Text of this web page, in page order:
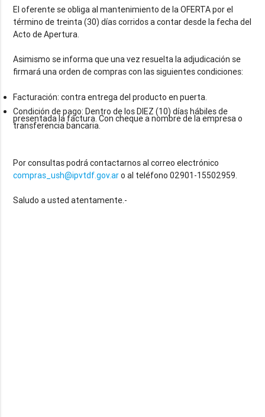
El oferente se obliga al mantenimiento de la OFERTA por el
término de treinta (30) días corridos a contar desde la fecha del
Acto de Apertura.
Asimismo se informa que una vez resuelta la adjudicación se
Facturación: contra entrega del producto en puerta.
Condición de pago: Dentro de los DIEZ (10) días hábiles de
presentada la factura. Con cheque a nombre de la empresa o
transferencia bancaria.
Por consultas podrá contactarnos al correo electrónico
compras_ush@ipvtdf.gov.aro al teléfono 02901-15502959.
Saludo a usted atentamente.-